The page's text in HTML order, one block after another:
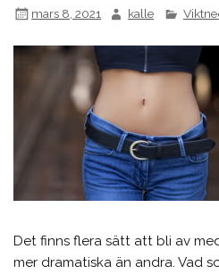
mars 8, 2021 kalle
Det finns flera sätt att bli av
mer dramatiska än andra. Vad